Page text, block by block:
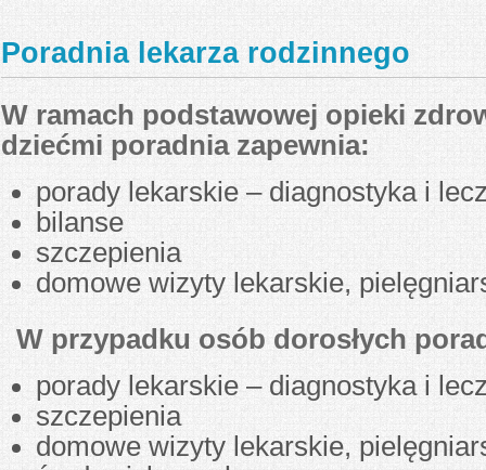
Poradnia lekarza rodzinnego
W ramach podstawowej opieki
dziećmi poradnia zapewnia:
porady lekarskie – diagnostyka i
bilanse
szczepienia
domowe wizyty lekarskie,
W przypadku osób dorosłych
porady lekarskie – diagnostyka i
szczepienia
domowe wizyty lekarskie,